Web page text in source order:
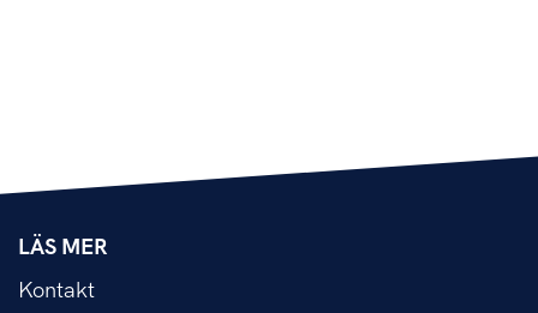
LÄS MER
Kontakt